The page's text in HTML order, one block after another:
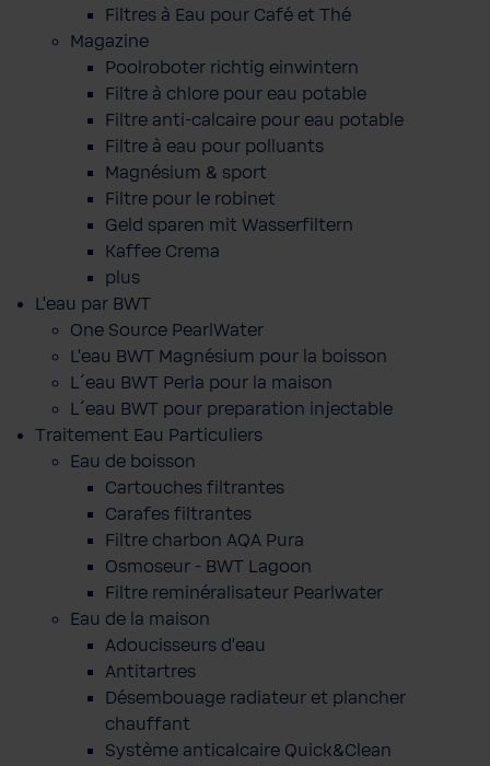
Filtres à Eau pour Café et Thé
Magazine
Poolroboter richtig einwintern
Filtre à chlore pour eau potable
Filtre anti-calcaire pour eau potable
Filtre à eau pour polluants
Magnésium & sport
Filtre pour le robinet
Geld sparen mit Wasserfiltern
Kaffee Crema
plus
L'eau par BWT
One Source PearlWater
L’eau BWT Magnésium pour la boisson
L´eau BWT Perla pour la maison
L´eau BWT pour preparation injectable
Traitement Eau Particuliers
Eau de boisson
Cartouches filtrantes
Carafes filtrantes
Filtre charbon AQA Pura
Osmoseur - BWT Lagoon
Filtre reminéralisateur Pearlwater
Eau de la maison
Adoucisseurs d'eau
Antitartres
Désembouage radiateur et plancher
chauffant
Système anticalcaire Quick&Clean